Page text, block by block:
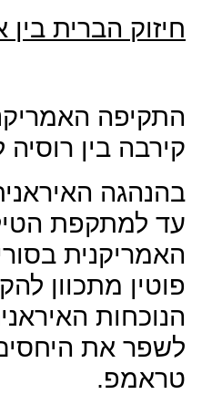
חיזוק הברית בין
התקיפה
קירבה בין רוסיה
בהנהגה
עד למתקפת
האמריקנית
פוטין מתכוון
הנוכחות
לשפר את
טראמפ.